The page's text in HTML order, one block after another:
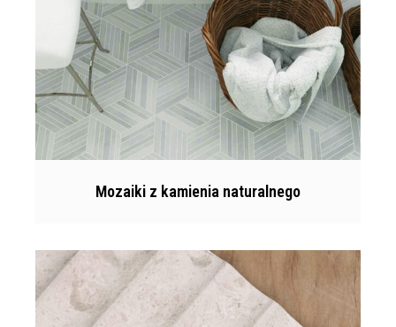
Mozaiki z kamienia naturalnego